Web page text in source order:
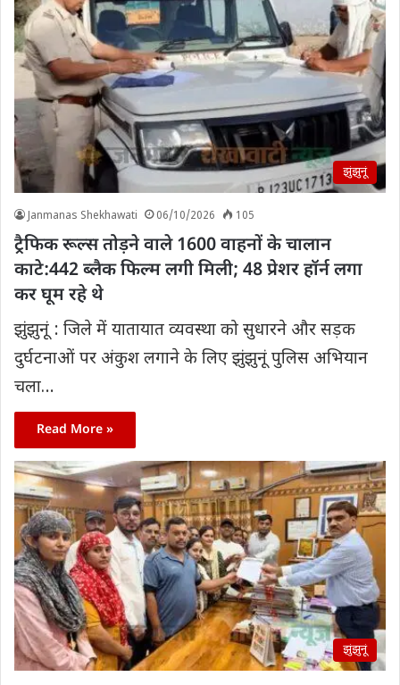
झुंझुनूं
Janmanas Shekhawati 06/10/2026 105
ट्रैफिक रूल्स तोड़ने वाले 1600 वाहनों के चालान
काटे:442 ब्लैक फिल्म लगी मिली; 48 प्रेशर हॉर्न लगा
कर घूम रहे थे
झुंझुनूं : जिले में यातायात व्यवस्था को सुधारने और सड़क
दुर्घटनाओं पर अंकुश लगाने के लिए झुंझुनूं पुलिस अभियान
चला…
Read More »
झुंझुनूं